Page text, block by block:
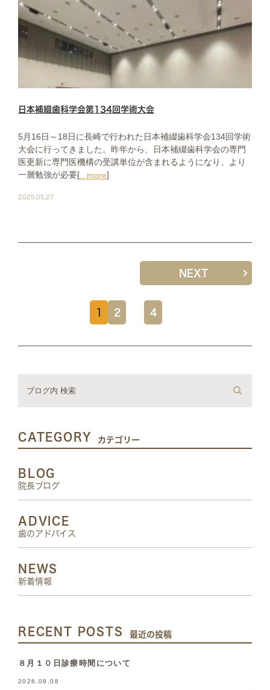
日本補綴歯科学会第134回学術大会
5月16日～18日に長崎で行われた日本補綴歯科学会134回学術
大会に行ってきました。昨年から、日本補綴歯科学会の専門
医更新に専門医機構の受講単位が含まれるようになり、より
一層勉強が必要[ ...more]
2025.05.27
1 2 4
NEXT
CATEGORY カテゴリー
BLOG
院長ブログ
ADVICE
歯のアドバイス
NEWS
新着情報
RECENT POSTS 最近の投稿
８月１０日診療時間について
2026.08.08